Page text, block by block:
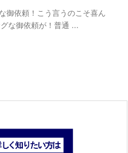
御依頼！こう言うのこそ喜ん
な御依頼が！普通 ...